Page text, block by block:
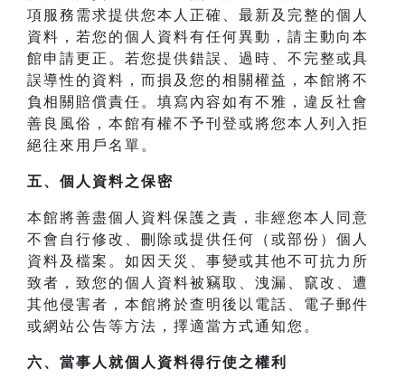
項服務需求提供您本人正確、最新及完整的個人
資料，若您的個人資料有任何異動，請主動向本
館申請更正。若您提供錯誤、過時、不完整或具
誤導性的資料，而損及您的相關權益，本館將不
負相關賠償責任。填寫內容如有不雅，違反社會
善良風俗，本館有權不予刊登或將您本人列入拒
絕往來用戶名單。
五、個人資料之保密
本館將善盡個人資料保護之責，非經您本人同意
不會自行修改、刪除或提供任何（或部份）個人
資料及檔案。如因天災、事變或其他不可抗力所
致者，致您的個人資料被竊取、洩漏、竄改、遭
其他侵害者，本館將於查明後以電話、電子郵件
或網站公告等方法，擇適當方式通知您。
六、當事人就個人資料得行使之權利